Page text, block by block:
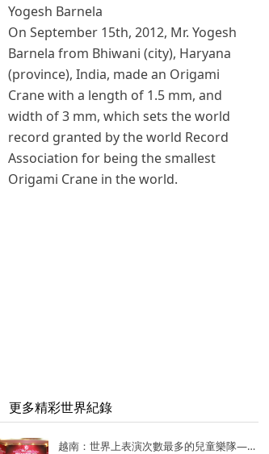
Yogesh Barnela
On September 15th, 2012, Mr. Yogesh
Barnela from Bhiwani (city), Haryana
(province), India, made an Origami
Crane with a length of 1.5 mm, and
width of 3 mm, which sets the world
record granted by the world Record
Association for being the smallest
Origami Crane in the world.
越南：世界上表演次數最多的兒童樂隊——Vo Thanh Trang School Marching Band
更多精彩世界紀錄